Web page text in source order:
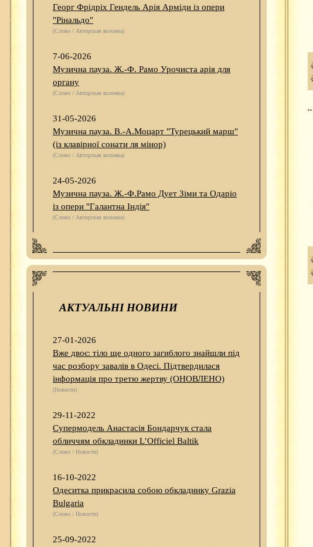
Георг Фрідріх Гендель Арія Арміди із опери
"Рінальдо"
(Слово / Авторская колонка)
7-06-2026
Музична пауза. Ж.-Ф. Рамо Урочиста арія для
органу
(Слово / Авторская колонка)
31-05-2026
Музична пауза. В.-А.Моцарт "Турецький марш"
(із клавірної сонати ля мінор)
(Слово / Авторская колонка)
24-05-2026
Музична пауза. Ж.-Ф.Рамо Дует Зіми та Одаріо
із опери "Галантна Індія"
(Слово / Авторская колонка)
АКТУАЛЬНІ НОВИНИ
27-01-2026
Вже двоє: тіло ще одного загиблого знайшли під
час розбору завалів в Одесі. Підтвердилася
інформація про третю жертву (ОНОВЛЕНО)
(Новости)
29-11-2022
Супермодель Анастасія Бондарчук стала
обличчям обкладинки L’Officiel Baltik
(Слово / Новости)
16-10-2022
Одеситка прикрасила собою обкладинку Grazia
Bulgaria
(Слово / Новости)
25-09-2022